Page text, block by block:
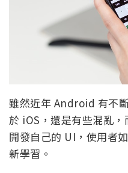
雖然近年 Android 有不
於 iOS，還是有些混亂
開發自己的 UI，使用者
新學習。